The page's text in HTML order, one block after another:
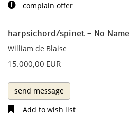
complain offer
harpsichord/spinet - No Name
William de Blaise
15.000,00 EUR
send message
Add to wish list